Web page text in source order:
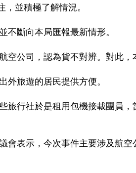
並積極了解情況。
斷向本局匯報最新情形。
公司，認為貨不對辨。對此，
旅遊的居民提供方便。
行社於是租用包機接載團員
表示，今次事件主要涉及航